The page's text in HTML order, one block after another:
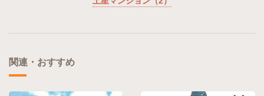
関連・おすすめ